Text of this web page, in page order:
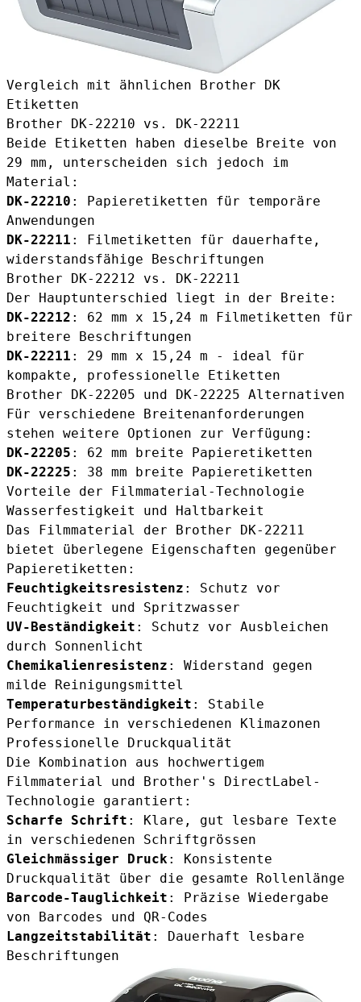
Vergleich mit ähnlichen Brother DK
Etiketten
Brother DK-22210 vs. DK-22211
Beide Etiketten haben dieselbe Breite von
29 mm, unterscheiden sich jedoch im
Material:
DK-22210 : Papieretiketten für temporäre
Anwendungen
DK-22211 : Filmetiketten für dauerhafte,
widerstandsfähige Beschriftungen
Brother DK-22212 vs. DK-22211
Der Hauptunterschied liegt in der Breite:
DK-22212 : 62 mm x 15,24 m Filmetiketten für
breitere Beschriftungen
DK-22211 : 29 mm x 15,24 m - ideal für
kompakte, professionelle Etiketten
Brother DK-22205 und DK-22225 Alternativen
Für verschiedene Breitenanforderungen
stehen weitere Optionen zur Verfügung:
DK-22205 : 62 mm breite Papieretiketten
DK-22225 : 38 mm breite Papieretiketten
Vorteile der Filmmaterial-Technologie
Wasserfestigkeit und Haltbarkeit
Das Filmmaterial der Brother DK-22211
bietet überlegene Eigenschaften gegenüber
Papieretiketten:
Feuchtigkeitsresistenz : Schutz vor
Feuchtigkeit und Spritzwasser
UV-Beständigkeit : Schutz vor Ausbleichen
durch Sonnenlicht
Chemikalienresistenz : Widerstand gegen
milde Reinigungsmittel
Temperaturbeständigkeit : Stabile
Performance in verschiedenen Klimazonen
Professionelle Druckqualität
Die Kombination aus hochwertigem
Filmmaterial und Brother's DirectLabel-
Technologie garantiert:
Scharfe Schrift : Klare, gut lesbare Texte
in verschiedenen Schriftgrössen
Gleichmässiger Druck : Konsistente
Druckqualität über die gesamte Rollenlänge
Barcode-Tauglichkeit : Präzise Wiedergabe
von Barcodes und QR-Codes
Langzeitstabilität : Dauerhaft lesbare
Beschriftungen